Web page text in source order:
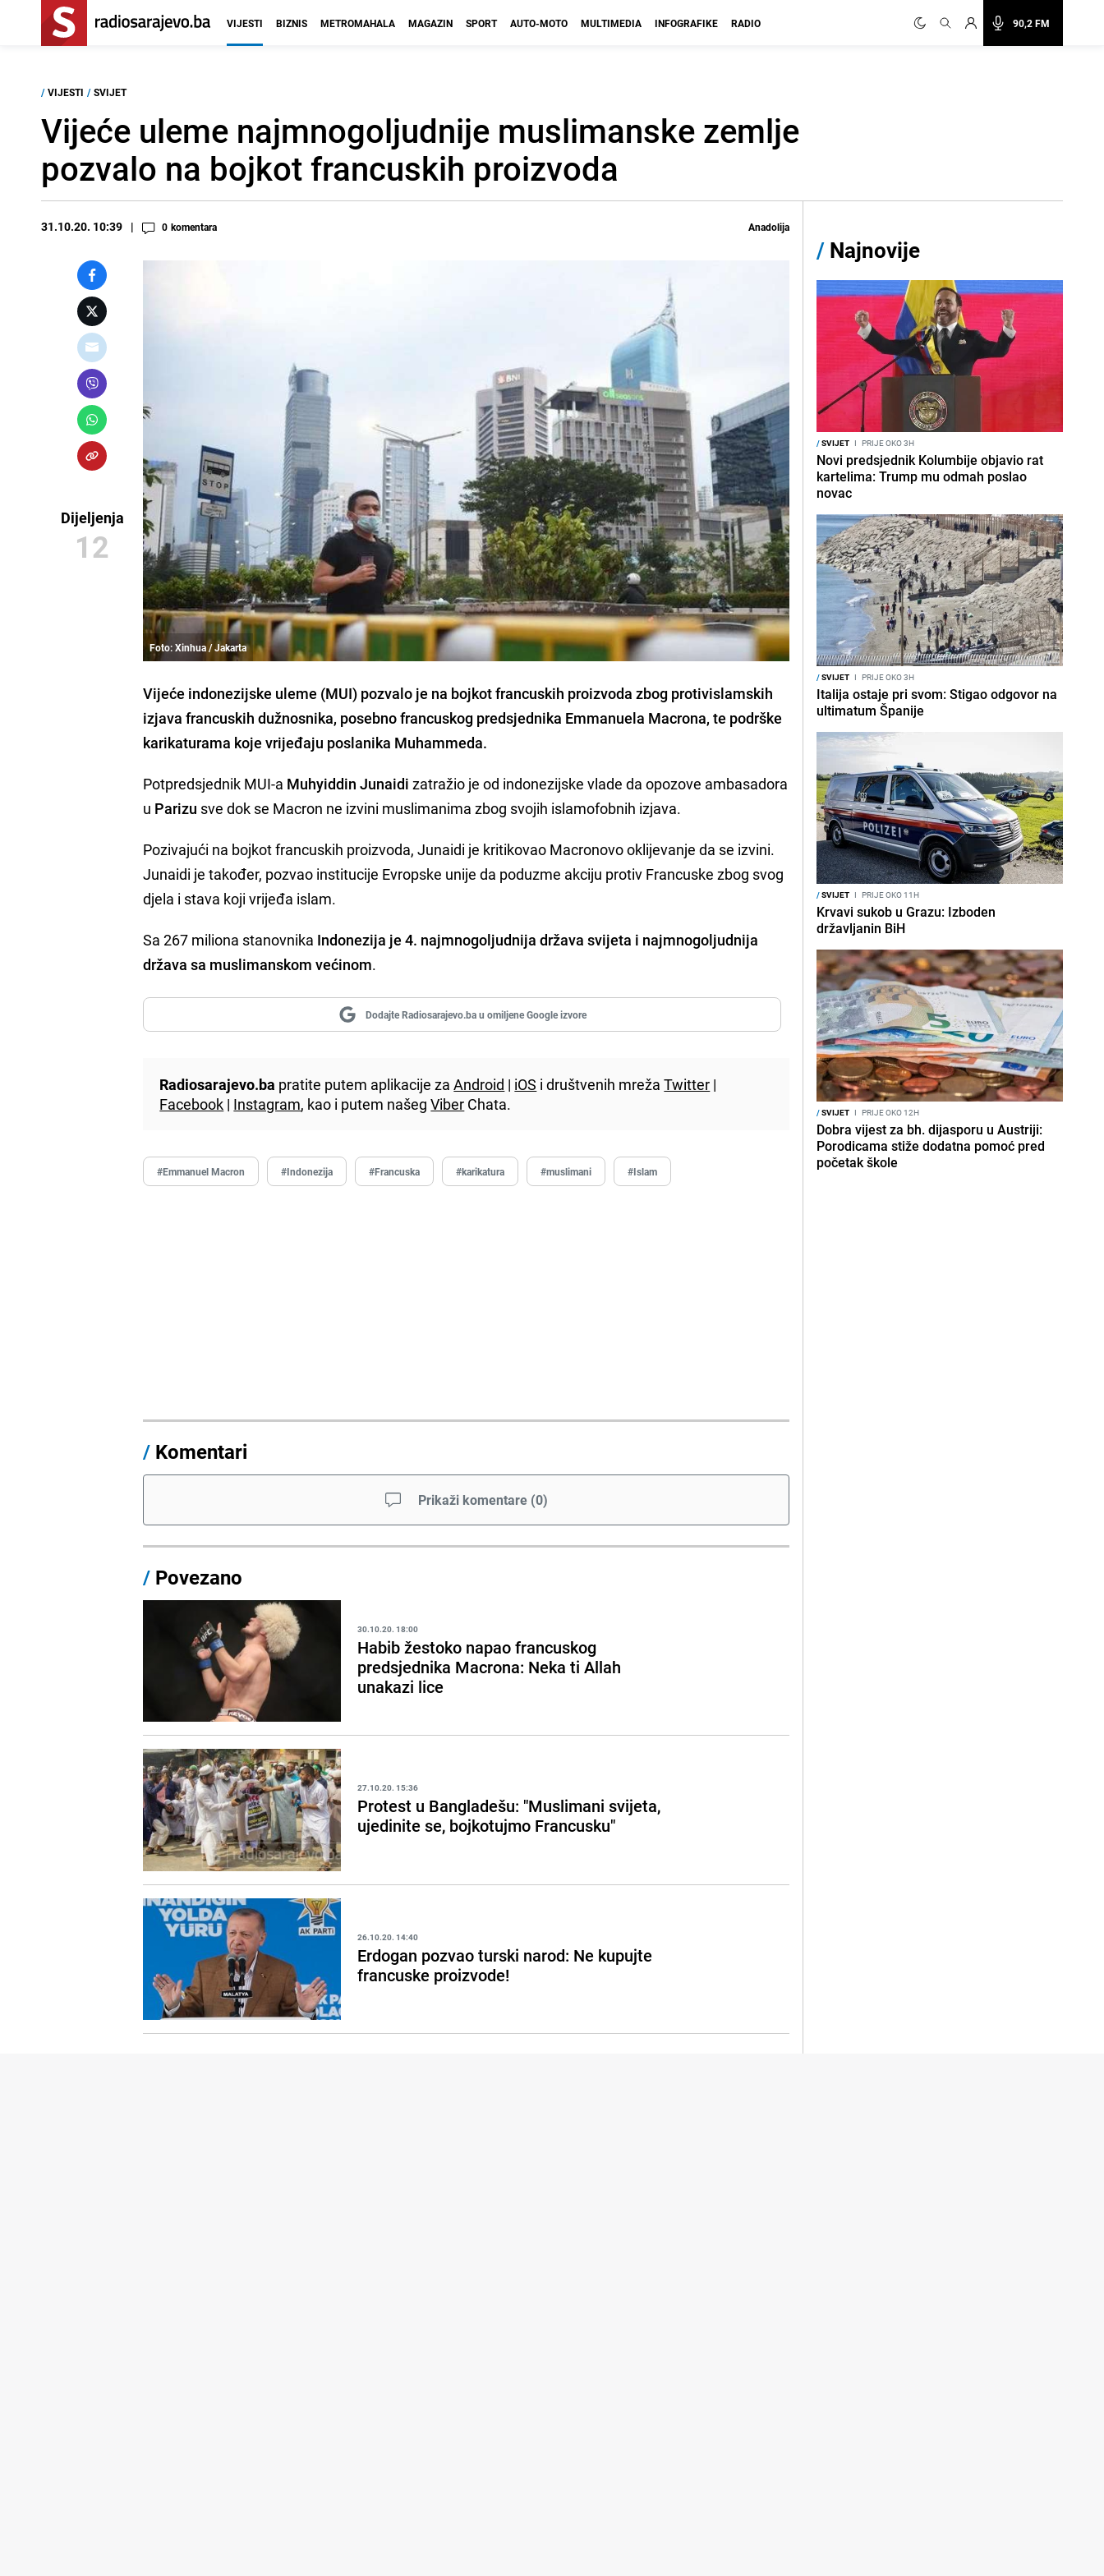
90,2 FM
VIJESTI BIZNIS METROMAHALA MAGAZIN SPORT AUTO-MOTO MULTIMEDIA INFOGRAFIKE RADIO
/ VIJESTI / SVIJET
Vijeće uleme najmnogoljudnije muslimanske zemlje
pozvalo na bojkot francuskih proizvoda
31.10.20. 10:39 0 komentara Anadolija
Dijeljenja
12
Foto: Xinhua / Jakarta
Vijeće indonezijske uleme (MUI) pozvalo je na bojkot francuskih proizvoda zbog protivislamskih
izjava francuskih dužnosnika, posebno francuskog predsjednika Emmanuela Macrona, te podrške
karikaturama koje vrijeđaju poslanika Muhammeda.
Potpredsjednik MUI-a Muhyiddin Junaidi zatražio je od indonezijske vlade da opozove ambasadora
u Parizu sve dok se Macron ne izvini muslimanima zbog svojih islamofobnih izjava.
Pozivajući na bojkot francuskih proizvoda, Junaidi je kritikovao Macronovo oklijevanje da se izvini.
Junaidi je također, pozvao institucije Evropske unije da poduzme akciju protiv Francuske zbog svog
djela i stava koji vrijeđa islam.
Sa 267 miliona stanovnika Indonezija je 4. najmnogoljudnija država svijeta i najmnogoljudnija
država sa muslimanskom većinom.
Dodajte Radiosarajevo.ba u omiljene Google izvore
Radiosarajevo.ba pratite putem aplikacije zaAndroid | iOS i društvenih mrežaTwitter |
Facebook | Instagram, kao i putem našegViber Chata.
#Emmanuel Macron #Indonezija #Francuska #karikatura #muslimani #Islam
/ Komentari
Prikaži komentare (0)
/ Povezano
30.10.20. 18:00
Habib žestoko napao francuskog
predsjednika Macrona: Neka ti Allah
unakazi lice
27.10.20. 15:36
Protest u Bangladešu: "Muslimani svijeta,
ujedinite se, bojkotujmo Francusku"
26.10.20. 14:40
Erdogan pozvao turski narod: Ne kupujte
francuske proizvode!
/ Najnovije
/SVIJET I PRIJE OKO 3H
Novi predsjednik Kolumbije objavio rat
kartelima: Trump mu odmah poslao
novac
/SVIJET I PRIJE OKO 3H
Italija ostaje pri svom: Stigao odgovor na
ultimatum Španije
/SVIJET I PRIJE OKO 11H
Krvavi sukob u Grazu: Izboden
državljanin BiH
/SVIJET I PRIJE OKO 12H
Dobra vijest za bh. dijasporu u Austriji:
Porodicama stiže dodatna pomoć pred
početak škole